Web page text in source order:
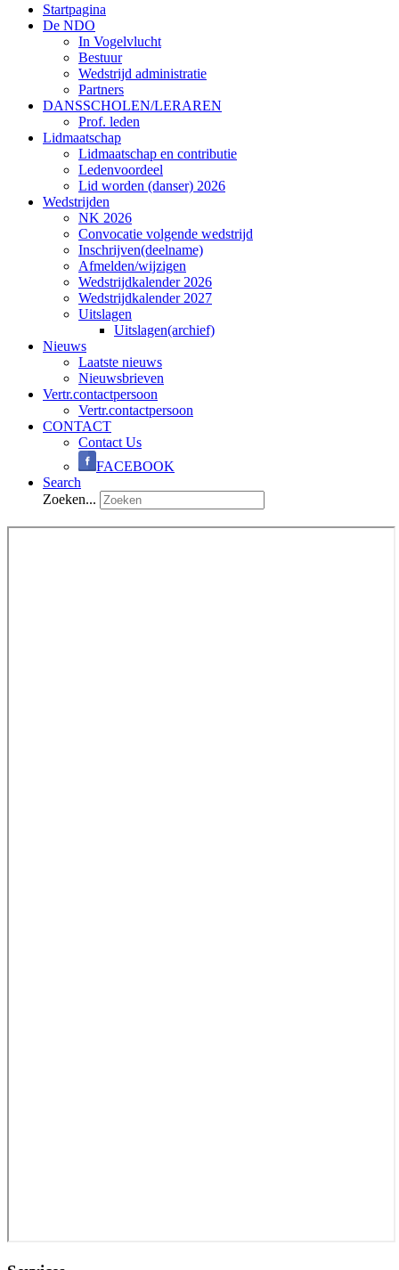
Startpagina
De NDO
In Vogelvlucht
Bestuur
Wedstrijd administratie
Partners
DANSSCHOLEN/LERAREN
Prof. leden
Lidmaatschap
Lidmaatschap en contributie
Ledenvoordeel
Lid worden (danser) 2026
Wedstrijden
NK 2026
Convocatie volgende wedstrijd
Inschrijven(deelname)
Afmelden/wijzigen
Wedstrijdkalender 2026
Wedstrijdkalender 2027
Uitslagen
Uitslagen(archief)
Nieuws
Laatste nieuws
Nieuwsbrieven
Vertr.contactpersoon
Vertr.contactpersoon
CONTACT
Contact Us
FACEBOOK
Search
Zoeken...